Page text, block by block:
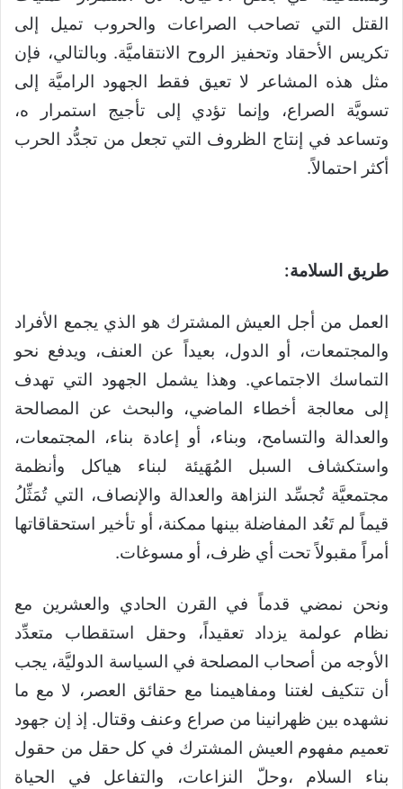
القتل التي تصاحب الصراعات والحروب تميل إلى
تكريس الأحقاد وتحفيز الروح الانتقاميَّة. وبالتالي، فإن
مثل هذه المشاعر لا تعيق فقط الجهود الراميَّة إلى
تسويَّة الصراع، وإنما تؤدي إلى تأجيج استمرار ه،
وتساعد في إنتاج الظروف التي تجعل من تجدُّد الحرب
أكثر احتمالاً.
طريق السلامة:
العمل من أجل العيش المشترك هو الذي يجمع الأفراد
والمجتمعات، أو الدول، بعيداً عن العنف، ويدفع نحو
التماسك الاجتماعي. وهذا يشمل الجهود التي تهدف
إلى معالجة أخطاء الماضي، والبحث عن المصالحة
والعدالة والتسامح، وبناء، أو إعادة بناء، المجتمعات،
واستكشاف السبل المُهَيئة لبناء هياكل وأنظمة
مجتمعيَّة تُجسِّد النزاهة والعدالة والإنصاف، التي تُمَثِّلُ
قيماً لم تَعُد المفاضلة بينها ممكنة، أو تأخير استحقاقاتها
أمراً مقبولاً تحت أي ظرف، أو مسوغات.
ونحن نمضي قدماً في القرن الحادي والعشرين مع
نظام عولمة يزداد تعقيداً، وحقل استقطاب متعدِّد
الأوجه من أصحاب المصلحة في السياسة الدوليَّة، يجب
أن تتكيف لغتنا ومفاهيمنا مع حقائق العصر، لا مع ما
نشهده بين ظهرانينا من صراع وعنف وقتال. إذ إن جهود
تعميم مفهوم العيش المشترك في كل حقل من حقول
بناء السلام ،وحلّ النزاعات، والتفاعل في الحياة